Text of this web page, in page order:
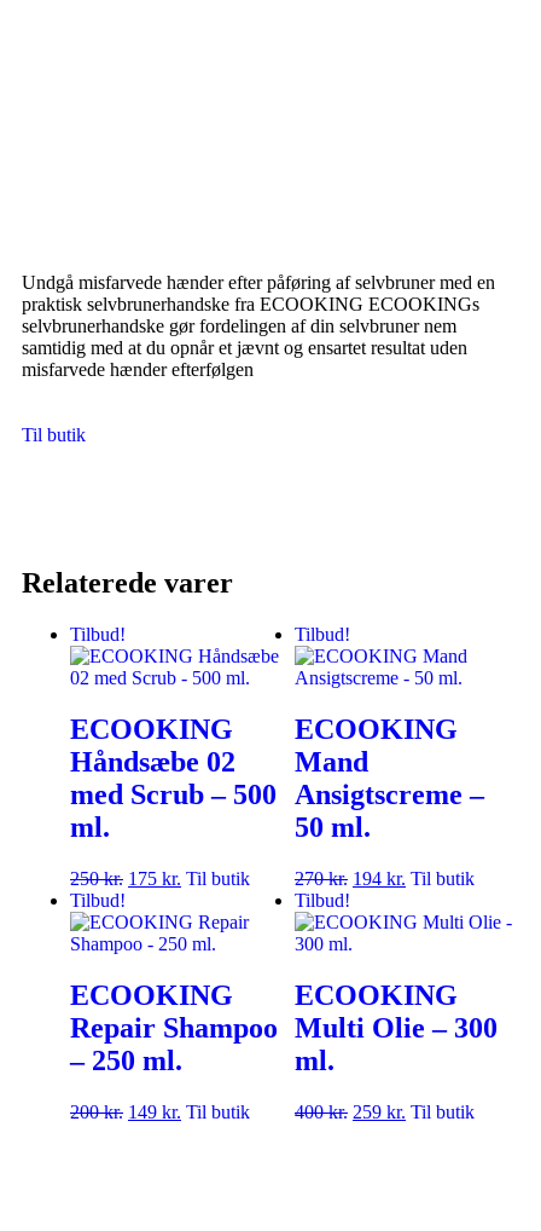
Undgå misfarvede hænder efter påføring af selvbruner med en
praktisk selvbrunerhandske fra ECOOKING ECOOKINGs
selvbrunerhandske gør fordelingen af din selvbruner nem
samtidig med at du opnår et jævnt og ensartet resultat uden
misfarvede hænder efterfølgen
Til butik
Relaterede varer
Tilbud!
ECOOKING
Håndsæbe 02
med Scrub – 500
ml.
250kr. 175 kr. Til butik
Tilbud!
ECOOKING
Mand
Ansigtscreme –
50 ml.
270kr. 194 kr. Til butik
Tilbud!
ECOOKING
Repair Shampoo
– 250 ml.
200kr. 149 kr. Til butik
Tilbud!
ECOOKING
Multi Olie – 300
ml.
400kr. 259 kr. Til butik